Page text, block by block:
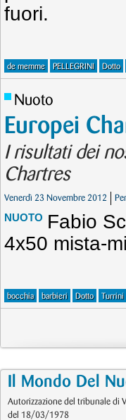
fuori.
de memme PELLEGRINI Dotto
Nuoto
Europei
I risultati dei
Chartres
Venerdì 23 Novembre 2012
NUOTO Fabio
4x50 mista-
bocchia barbieri Dotto Turrini
Il Mondo Del
Autorizzazione del tribunale di
del 18/03/1978